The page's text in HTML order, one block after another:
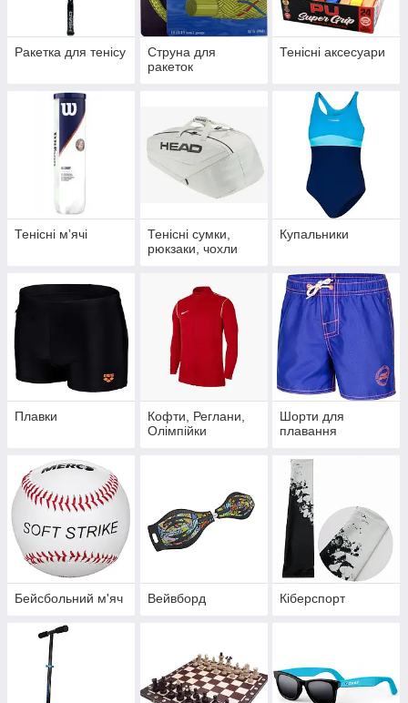
Ракетка для тенісу
Струна для
ракеток
Тенісні аксесуари
Тенісні мʼячі
Тенісні сумки,
рюкзаки, чохли
Купальники
Плавки
Кофти, Реглани,
Олімпійки
Шорти для
плавання
Бейсбольний м'яч Вейвборд Кіберспорт